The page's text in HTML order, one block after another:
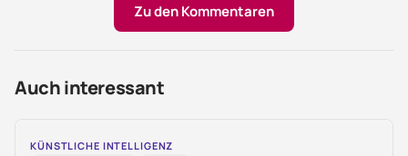
Zu den Kommentaren
Auch interessant
KÜNSTLICHE INTELLIGENZ